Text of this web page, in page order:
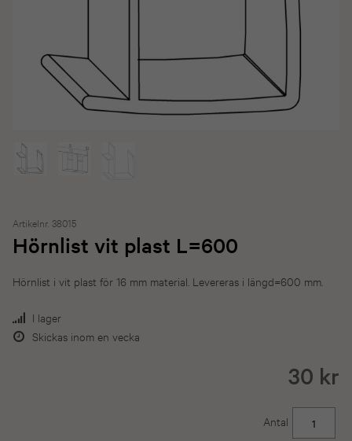
Artikelnr. 38015
Hörnlist vit plast L=600
Hörnlist i vit plast för 16 mm material. Levereras i längd=600 mm.
I lager
Skickas inom en vecka
30 kr
Antal